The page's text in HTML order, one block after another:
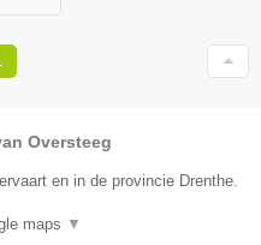
Oversteeg
en in de provincie Drenthe.
maps ▼